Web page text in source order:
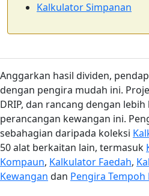
Kalkulator Simpanan
Anggarkan hasil dividen,
dengan pengira mudah ini.
DRIP, dan rancang dengan
perancangan kewangan ini.
sebahagian daripada koleksi
50 alat berkaitan lain, termasuk
Kompaun, Kalkulator Faedah,
Kewangan dan Pengira Tempoh